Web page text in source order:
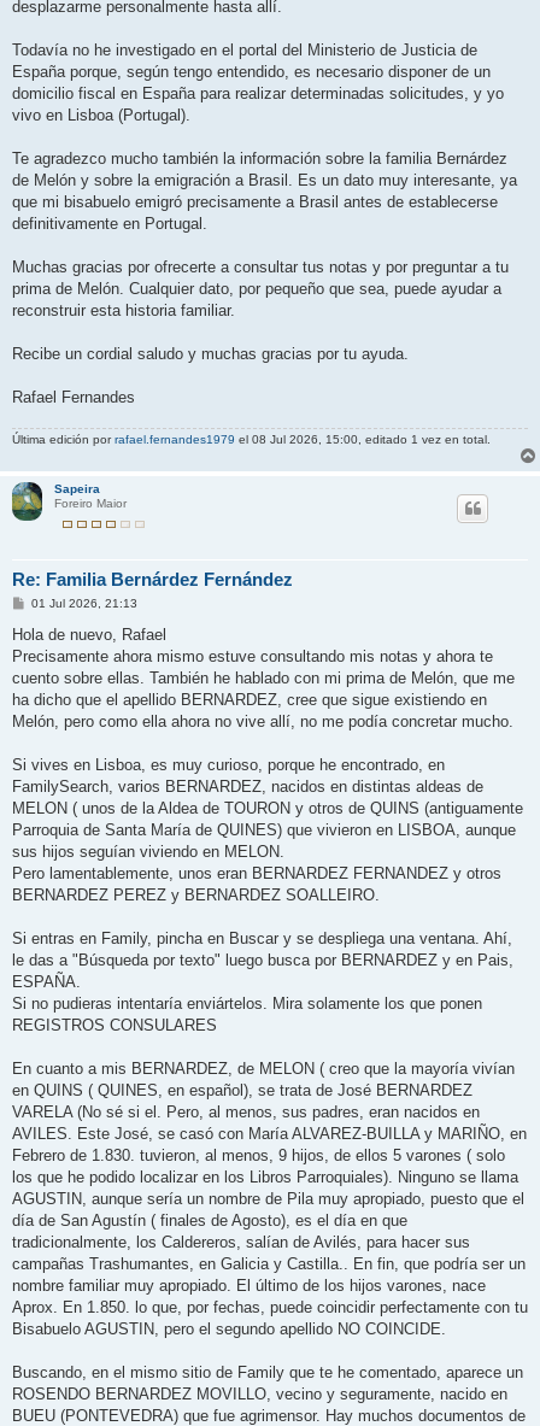
desplazarme personalmente hasta allí.
Todavía no he investigado en el portal del Ministerio de Justicia de
España porque, según tengo entendido, es necesario disponer de un
domicilio fiscal en España para realizar determinadas solicitudes, y yo
vivo en Lisboa (Portugal).
Te agradezco mucho también la información sobre la familia Bernárdez
de Melón y sobre la emigración a Brasil. Es un dato muy interesante, ya
que mi bisabuelo emigró precisamente a Brasil antes de establecerse
definitivamente en Portugal.
Muchas gracias por ofrecerte a consultar tus notas y por preguntar a tu
prima de Melón. Cualquier dato, por pequeño que sea, puede ayudar a
reconstruir esta historia familiar.
Recibe un cordial saludo y muchas gracias por tu ayuda.
Rafael Fernandes
Última edición porrafael.fernandes1979 el 08 Jul 2026, 15:00, editado 1 vez en total.
Sapeira
Foreiro Maior
Re: Familia Bernárdez Fernández
M
n
a
j
01 Jul 2026, 21:13
Hola de nuevo, Rafael
Precisamente ahora mismo estuve consultando mis notas y ahora te
cuento sobre ellas. También he hablado con mi prima de Melón, que me
ha dicho que el apellido BERNARDEZ, cree que sigue existiendo en
Melón, pero como ella ahora no vive allí, no me podía concretar mucho.
Si vives en Lisboa, es muy curioso, porque he encontrado, en
FamilySearch, varios BERNARDEZ, nacidos en distintas aldeas de
MELON ( unos de la Aldea de TOURON y otros de QUINS (antiguamente
Parroquia de Santa María de QUINES) que vivieron en LISBOA, aunque
sus hijos seguían viviendo en MELON.
Pero lamentablemente, unos eran BERNARDEZ FERNANDEZ y otros
BERNARDEZ PEREZ y BERNARDEZ SOALLEIRO.
Si entras en Family, pincha en Buscar y se despliega una ventana. Ahí,
le das a "Búsqueda por texto" luego busca por BERNARDEZ y en Pais,
ESPAÑA.
Si no pudieras intentaría enviártelos. Mira solamente los que ponen
REGISTROS CONSULARES
En cuanto a mis BERNARDEZ, de MELON ( creo que la mayoría vivían
en QUINS ( QUINES, en español), se trata de José BERNARDEZ
VARELA (No sé si el. Pero, al menos, sus padres, eran nacidos en
AVILES. Este José, se casó con María ALVAREZ-BUILLA y MARIÑO, en
Febrero de 1.830. tuvieron, al menos, 9 hijos, de ellos 5 varones ( solo
los que he podido localizar en los Libros Parroquiales). Ninguno se llama
AGUSTIN, aunque sería un nombre de Pila muy apropiado, puesto que el
día de San Agustín ( finales de Agosto), es el día en que
tradicionalmente, los Caldereros, salían de Avilés, para hacer sus
campañas Trashumantes, en Galicia y Castilla.. En fin, que podría ser un
nombre familiar muy apropiado. El último de los hijos varones, nace
Aprox. En 1.850. lo que, por fechas, puede coincidir perfectamente con tu
Bisabuelo AGUSTIN, pero el segundo apellido NO COINCIDE.
Buscando, en el mismo sitio de Family que te he comentado, aparece un
ROSENDO BERNARDEZ MOVILLO, vecino y seguramente, nacido en
BUEU (PONTEVEDRA) que fue agrimensor. Hay muchos documentos de